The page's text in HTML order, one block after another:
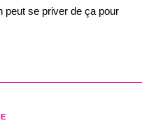
peut se priver de ça pour